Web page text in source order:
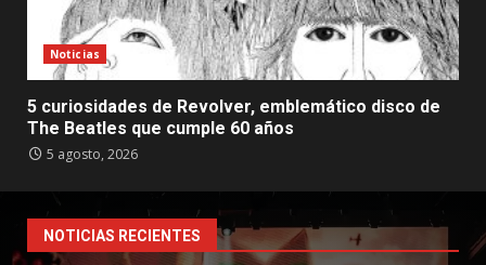
Noticias
5 curiosidades de Revolver, emblemático disco de
The Beatles que cumple 60 años
5 agosto, 2026
NOTICIAS RECIENTES